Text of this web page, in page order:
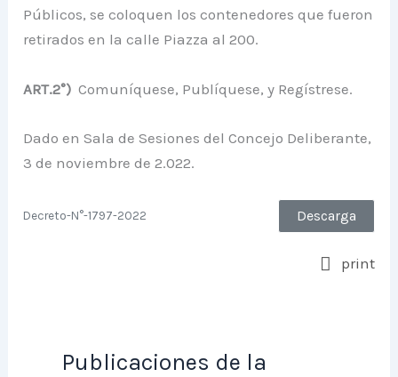
Públicos, se coloquen los contenedores que fueron
retirados en la calle Piazza al 200.
ART.2°) Comuníquese, Publíquese, y Regístrese.
Dado en Sala de Sesiones del Concejo Deliberante,
3 de noviembre de 2.022.
Decreto-N°-1797-2022 Descarga
print
Publicaciones de la